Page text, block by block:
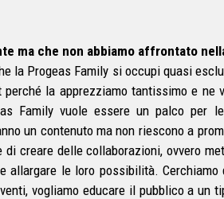
ma che non abbiamo affrontato
la Progeas Family si occupi quasi
la apprezziamo tantissimo e ne
Family vuole essere un palco per
un contenuto ma non riescono a
creare delle collaborazioni, ovvero
allargare le loro possibilità.
vogliamo educare il pubblico a un